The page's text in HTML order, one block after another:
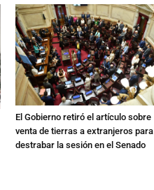
El Gobierno retiró el artículo sobre
venta de tierras a extranjeros para
destrabar la sesión en el Senado